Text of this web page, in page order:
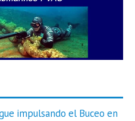
impulsando el Buceo en